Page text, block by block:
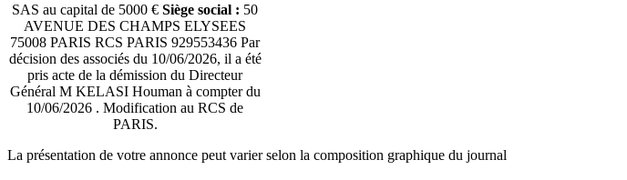
SAS au capital de 5000 € Siège social : 50
AVENUE DES CHAMPS ELYSEES
75008 PARIS RCS PARIS 929553436 Par
décision des associés du 10/06/2026, il a été
pris acte de la démission du Directeur
Général M KELASI Houman à compter du
10/06/2026 . Modification au RCS de
PARIS.
La présentation de votre annonce peut varier selon la composition graphique du journal